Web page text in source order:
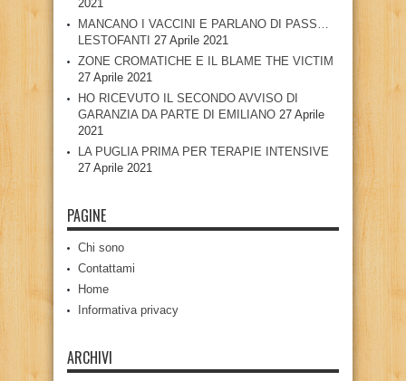
2021
MANCANO I VACCINI E PARLANO DI PASS…
LESTOFANTI 27 Aprile 2021
ZONE CROMATICHE E IL BLAME THE VICTIM
27 Aprile 2021
HO RICEVUTO IL SECONDO AVVISO DI
GARANZIA DA PARTE DI EMILIANO 27 Aprile
2021
LA PUGLIA PRIMA PER TERAPIE INTENSIVE
27 Aprile 2021
PAGINE
Chi sono
Contattami
Home
Informativa privacy
ARCHIVI